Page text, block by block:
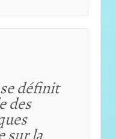
définit
des